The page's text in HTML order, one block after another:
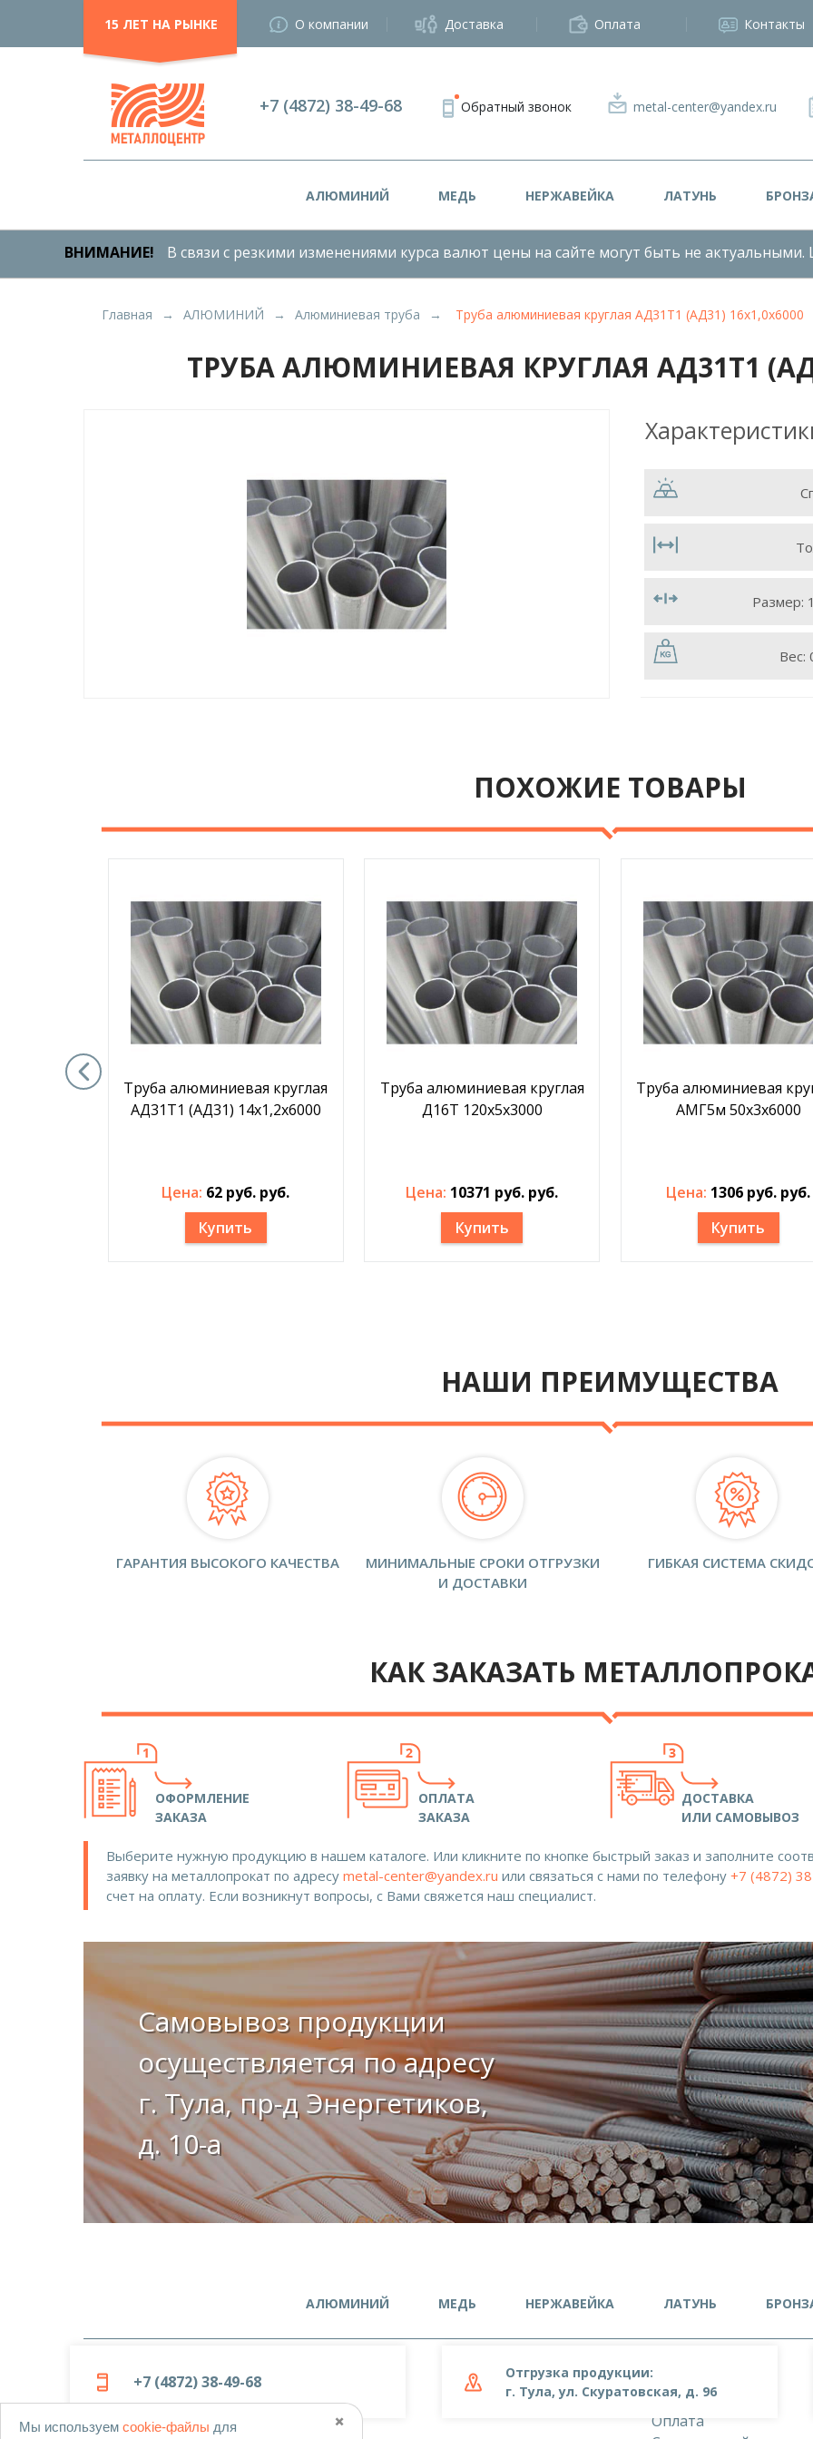
15 ЛЕТ НА РЫНКЕ О компании Доставка Оплата Контакты
+7 (4872) 38-49-68 Обратный звонок metal-center@yandex.ru
АЛЮМИНИЙ МЕДЬ НЕРЖАВЕЙКА ЛАТУНЬ
ВНИМАНИЕ! В связи с резкими изменениями курса валют цены на сайте могут быть не
Главная АЛЮМИНИЙ Алюминиевая труба Труба алюминиевая круглая АД31Т1 (АД31) 16х1,0х6000
ТРУБА АЛЮМИНИЕВАЯ КРУГЛАЯ АД31Т1
Размер:
Вес:
ПОХОЖИЕ ТОВАРЫ
круглая
Труба алюминиевая круглая
АД31Т1 (АД31) 14х1,2х6000
Цена: 62 руб. руб.
Купить
Труба алюминиевая круглая
Д16Т 120x5x3000
Цена: 10371 руб. руб.
Купить
Труба алюминиевая
АМГ5м 50х3х6000
Цена: 1306 руб. руб.
Купить
НАШИ ПРЕИМУЩЕСТВА
ГАРАНТИЯ ВЫСОКОГО КАЧЕСТВА
МИНИМАЛЬНЫЕ СРОКИ ОТГРУЗКИ
И ДОСТАВКИ
ГИБКАЯ СИСТЕМА
КАК ЗАКАЗАТЬ
ОФОРМЛЕНИЕ
ЗАКАЗА
ОПЛАТА
ЗАКАЗА
ДОСТАВКА
ИЛИ САМОВЫВОЗ
Выберите нужную продукцию в нашем каталоге. Или кликните по кнопке быстрый заказ и заполните
заявку на металлопрокат по адресу metal-center@yandex.ru или связаться с нами по телефону +7 (4872)
счет на оплату. Если возникнут вопросы, с Вами свяжется наш специалист.
Самовывоз продукции
осуществляется по адресу
г. Тула, пр-д Энергетиков,
д. 10-а
+7 (4872) 38-49-68
Отгрузка продукции:
г. Тула, ул. Скуратовская, д. 96
АЛЮМИНИЙ МЕДЬ НЕРЖАВЕЙКА ЛАТУНЬ
О компании
Доставка
Оплата
✖️
Мы используем cookie-файлы для